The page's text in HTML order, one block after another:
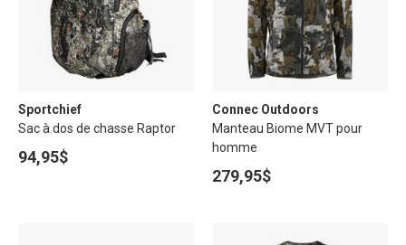
Sportchief
Sac à dos de chasse Raptor
94,95$
Connec Outdoors
Manteau Biome MVT pour
homme
279,95$